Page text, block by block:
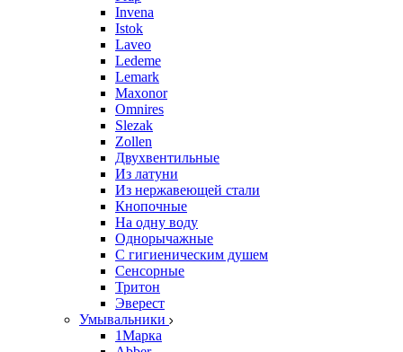
Invena
Istok
Laveo
Ledeme
Lemark
Maxonor
Omnires
Slezak
Zollen
Двухвентильные
Из латуни
Из нержавеющей стали
Кнопочные
На одну воду
Однорычажные
С гигиеническим душем
Сенсорные
Тритон
Эверест
Умывальники
1Марка